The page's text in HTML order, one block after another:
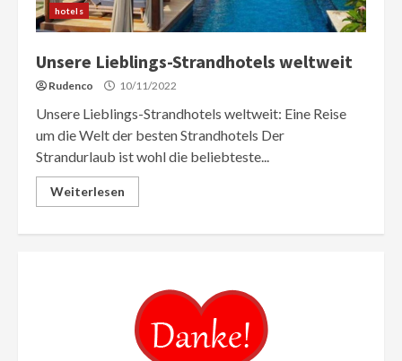
hotels
Unsere Lieblings-Strandhotels weltweit
Rudenco 10/11/2022
Unsere Lieblings-Strandhotels weltweit: Eine Reise
um die Welt der besten Strandhotels Der
Strandurlaub ist wohl die beliebteste...
Weiterlesen